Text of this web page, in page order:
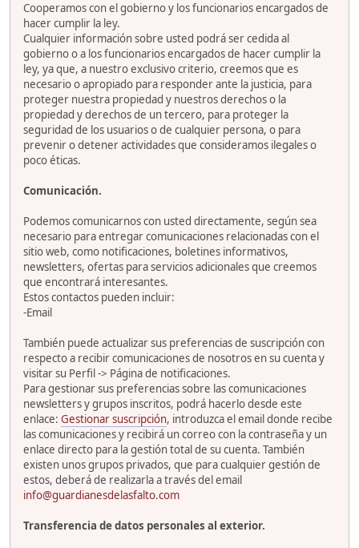
Cooperamos con el gobierno y los funcionarios encargados de
hacer cumplir la ley.
Cualquier información sobre usted podrá ser cedida al
gobierno o a los funcionarios encargados de hacer cumplir la
ley, ya que, a nuestro exclusivo criterio, creemos que es
necesario o apropiado para responder ante la justicia, para
proteger nuestra propiedad y nuestros derechos o la
propiedad y derechos de un tercero, para proteger la
seguridad de los usuarios o de cualquier persona, o para
prevenir o detener actividades que consideramos ilegales o
poco éticas.
Comunicación.
Podemos comunicarnos con usted directamente, según sea
necesario para entregar comunicaciones relacionadas con el
sitio web, como notificaciones, boletines informativos,
newsletters, ofertas para servicios adicionales que creemos
que encontrará interesantes.
Estos contactos pueden incluir:
-Email
También puede actualizar sus preferencias de suscripción con
respecto a recibir comunicaciones de nosotros en su cuenta y
visitar su Perfil -> Página de notificaciones.
Para gestionar sus preferencias sobre las comunicaciones
newsletters y grupos inscritos, podrá hacerlo desde este
enlace: Gestionar suscripción, introduzca el email donde recibe
las comunicaciones y recibirá un correo con la contraseña y un
enlace directo para la gestión total de su cuenta. También
existen unos grupos privados, que para cualquier gestión de
estos, deberá de realizarla a través del email
info@guardianesdelasfalto.com
Transferencia de datos personales al exterior.